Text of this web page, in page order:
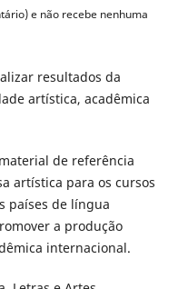
e não recebe nenhuma
resultados da
artística, acadêmica
de referência
artística para os cursos
países de língua
a produção
internacional.